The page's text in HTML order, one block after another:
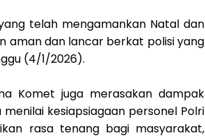
telah mengamankan Natal dan
aman dan lancar berkat polisi yang
(4/1/2026).
Komet juga merasakan dampak
kesiapsiagaan personel Polri
rasa tenang bagi masyarakat,